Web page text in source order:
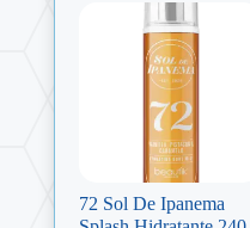
72 Sol De Ipanema